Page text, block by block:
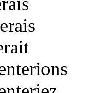
erais
rait
erions